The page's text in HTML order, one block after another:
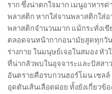
ราก ซึ่งน่าตกใจมาก เมนูอาหาร
พลาสติก หากใส่จานพลาสติกใส่อ
พลาสติกจำนวนมาก แม้กระทั่งเ
ตลอดจนหน้ากากอนามัยสูดทุกวั
ร่างกาย ในมนุษย์เจอในสมอง หัว
ที่น่ากลัวพบในอุจจาระและปัสสา
อันตรายคือรบกวนฮอร์โมน เซลล์
อุดตันเส้นเลือดฝอย ทั้งยังเกี่ยวข้